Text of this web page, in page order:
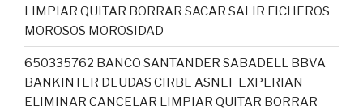
LIMPIAR QUITAR BORRAR SACAR SALIR FICHEROS
MOROSOS MOROSIDAD
650335762 BANCO SANTANDER SABADELL BBVA
BANKINTER DEUDAS CIRBE ASNEF EXPERIAN
ELIMINAR CANCELAR LIMPIAR QUITAR BORRAR